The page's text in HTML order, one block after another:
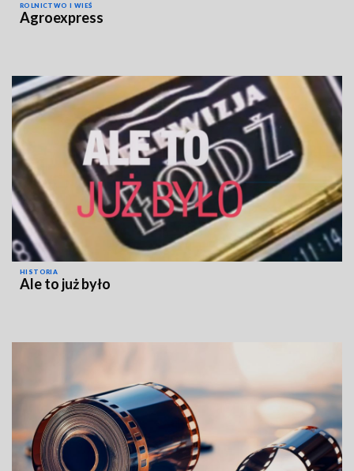
ROLNICTWO I WIEŚ
Agroexpress
HISTORIA
Ale to już było